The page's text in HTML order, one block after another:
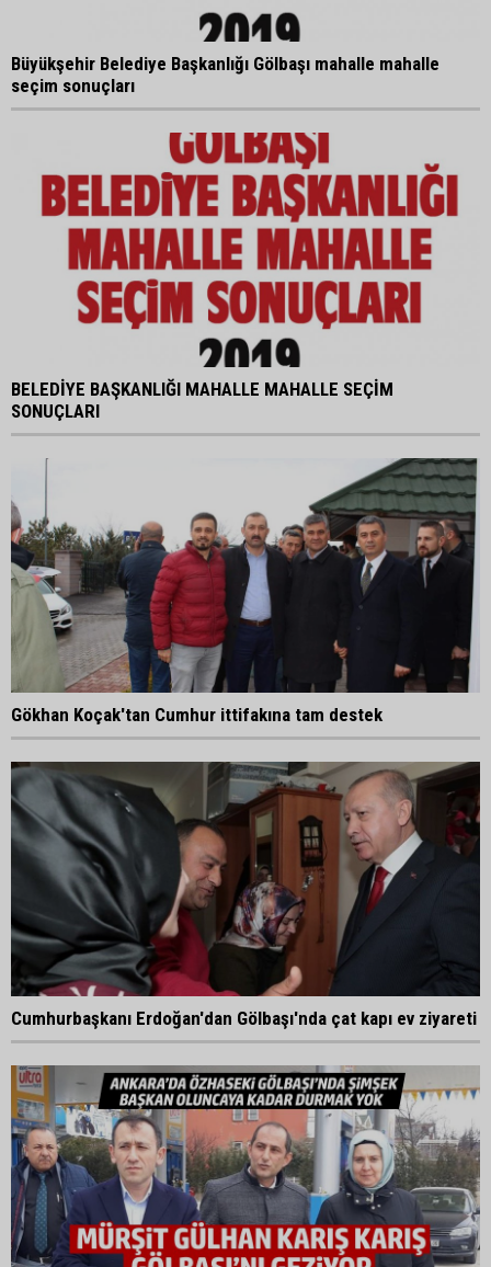
Büyükşehir Belediye Başkanlığı Gölbaşı mahalle mahalle
seçim sonuçları
BELEDİYE BAŞKANLIĞI MAHALLE MAHALLE SEÇİM
SONUÇLARI
Gökhan Koçak'tan Cumhur ittifakına tam destek
Cumhurbaşkanı Erdoğan'dan Gölbaşı'nda çat kapı ev ziyareti